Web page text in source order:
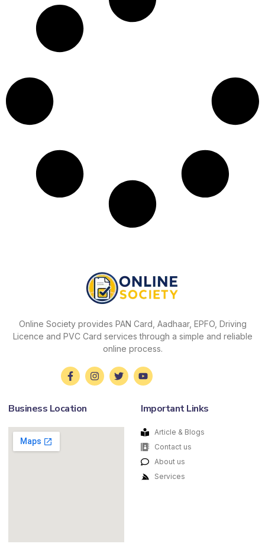
Online Society provides PAN Card, Aadhaar, EPFO, Driving
Licence and PVC Card services through a simple and reliable
online process.
Business Location Important Links
Article & Blogs
Contact us
About us
Services